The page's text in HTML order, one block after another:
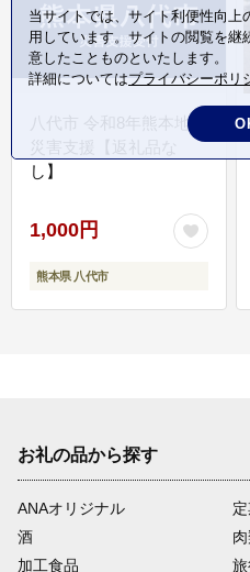
八代市 令和8年熊本地震
災害支援【返礼品な
し】
1,000円
熊本県 八代市
お礼の品から探す
ANAオリジナル
酒
加工食品
当サイトでは、サイト利便性向上
用しています。サイトの閲覧を継
意したことものといたします。
詳細についてはプライバシーポリ